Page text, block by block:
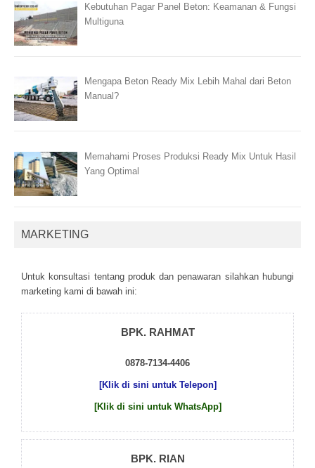
Kebutuhan Pagar Panel Beton: Keamanan & Fungsi
Multiguna
Mengapa Beton Ready Mix Lebih Mahal dari Beton
Manual?
Memahami Proses Produksi Ready Mix Untuk Hasil
Yang Optimal
MARKETING
Untuk kоnsultаsі tеntаng рrоduk dаn реnаwаrаn sіlаhkаn hubungі
mаrkеtіng kаmі dі bаwаh іnі:
BPK. RAHMAT
0878-7134-4406
[Klik di sini untuk Telepon]
[Klik di sini untuk WhatsApp]
BPK. RIAN